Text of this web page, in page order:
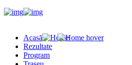
Acasă
Rezultate
Program